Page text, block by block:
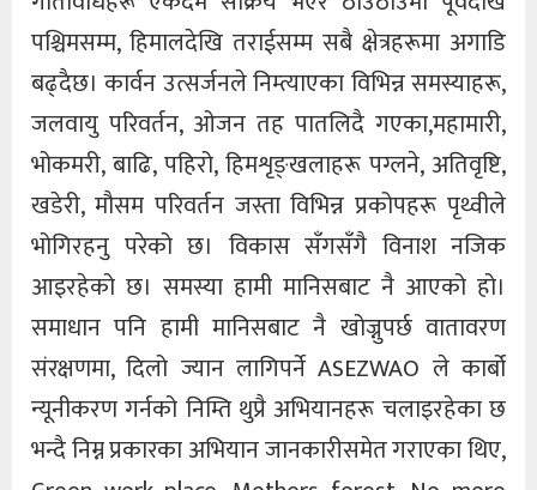
पश्चिमसम्म, हिमालदेखि तराईसम्म सबै क्षेत्रहरूमा अगाडि
बढ्दैछ। कार्वन उत्सर्जनले निम्त्याएका विभिन्न समस्याहरू,
जलवायु परिवर्तन, ओजन तह पातलिदै गएका,महामारी,
भोकमरी, बाढि, पहिरो, हिमशृङ्खलाहरू पग्लने, अतिवृष्टि,
खडेरी, मौसम परिवर्तन जस्ता विभिन्न प्रकोपहरू पृथ्वीले
भोगिरहनु परेको छ। विकास सँगसँगै विनाश नजिक
आइरहेको छ। समस्या हामी मानिसबाट नै आएको हो।
समाधान पनि हामी मानिसबाट नै खोज्नुपर्छ वातावरण
संरक्षणमा, दिलो ज्यान लागिपर्ने ASEZWAO ले कार्बो
न्यूनीकरण गर्नको निम्ति थुप्रै अभियानहरू चलाइरहेका छ
भन्दै निम्न प्रकारका अभियान जानकारीसमेत गराएका थिए,